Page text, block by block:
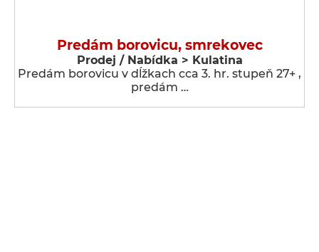
Predám borovicu, smrekovec
Prodej / Nabídka > Kulatina
Predám borovicu v dĺžkach cca 3. hr. stupeň 27+ ,
predám …